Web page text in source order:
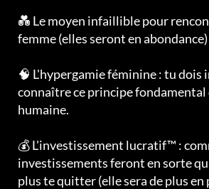
💑 Le moyen infaillible pour
femme (elles seront en abondance)
🧠 L'hypergamie féminine : tu
connaître ce principe fondamental
humaine.
💰 L'investissement lucratif™ :
investissements feront en sorte
plus te quitter (elle sera de plus en